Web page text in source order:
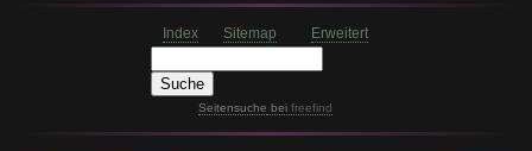
Index Sitemap Erweitert
Seitensuche beifreefind